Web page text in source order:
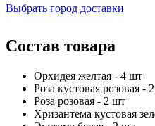
Выбрать город доставки
Состав товара
Орхидея желтая - 4 шт
Роза кустовая розовая -
Роза розовая - 2 шт
Хризантема кустовая